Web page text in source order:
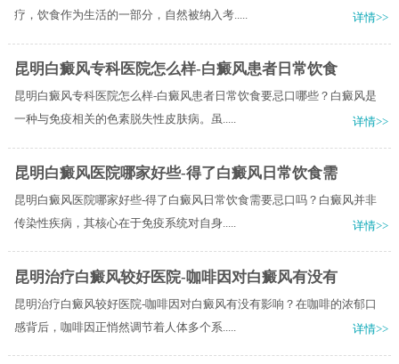
疗，饮食作为生活的一部分，自然被纳入考.....
详情>>
昆明白癜风专科医院怎么样-白癜风患者日常饮食
昆明白癜风专科医院怎么样-白癜风患者日常饮食要忌口哪些？白癜风是
一种与免疫相关的色素脱失性皮肤病。虽.....
详情>>
昆明白癜风医院哪家好些-得了白癜风日常饮食需
昆明白癜风医院哪家好些-得了白癜风日常饮食需要忌口吗？白癜风并非
传染性疾病，其核心在于免疫系统对自身.....
详情>>
昆明治疗白癜风较好医院-咖啡因对白癜风有没有
昆明治疗白癜风较好医院-咖啡因对白癜风有没有影响？在咖啡的浓郁口
感背后，咖啡因正悄然调节着人体多个系.....
详情>>